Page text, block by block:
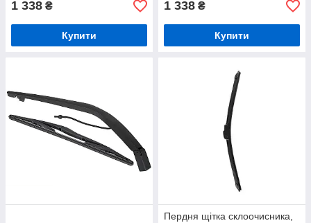
1 338 ₴
Купити
1 338 ₴
Купити
Пердня щітка склоочисника,